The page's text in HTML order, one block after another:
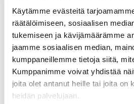
Käytämme evästeitä
räätälöimiseen, sosiaalisen
tukemiseen ja kävijämäärämme
jaamme sosiaalisen median,
kumppaneillemme tietoja siitä,
Kumppanimme voivat yhdistää
joita olet antanut heille tai joita on
heidän palvelujaan.